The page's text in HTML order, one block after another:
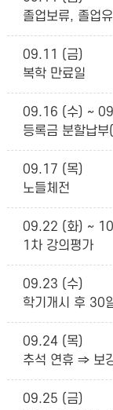
졸업보류, 졸업
09.11 (금)
복학 만료일
09.16 (수) ~
등록금 분할납
09.17 (목)
노들체전
09.22 (화) ~
1차 강의평가
09.23 (수)
학기개시 후 30
09.24 (목)
추석 연휴 ⇒ 보
09.25 (금)